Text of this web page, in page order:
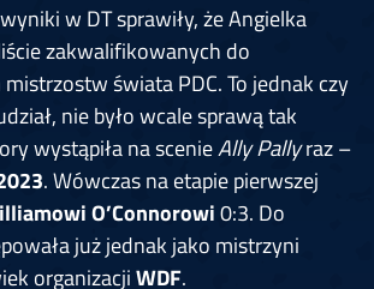
w DT sprawiły, że Angielka
zakwalifikowanych do
świata PDC. To jednak czy
nie było wcale sprawą tak
wystąpiła na scenieAlly Pallyraz –
. Wówczas na etapie pierwszej
O’Connorowi0:3. Do
już jednak jako mistrzyni
organizacjiWDF.